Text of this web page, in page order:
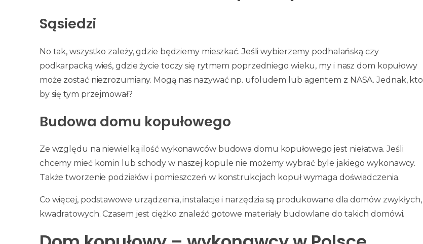
Sąsiedzi
No tak, wszystko zależy, gdzie będziemy mieszkać. Jeśli wybierzemy podhalańską czy
podkarpacką wieś, gdzie życie toczy się rytmem poprzedniego wieku, my i nasz dom kopułowy
może zostać niezrozumiany. Mogą nas nazywać np. ufoludem lub agentem z NASA. Jednak, kto
by się tym przejmował?
Budowa domu kopułowego
Ze względu na niewielką ilość wykonawców budowa domu kopułowego jest niełatwa. Jeśli
chcemy mieć komin lub schody w naszej kopule nie możemy wybrać byle jakiego wykonawcy.
Także tworzenie podziałów i pomieszczeń w konstrukcjach kopuł wymaga doświadczenia.
Co więcej, podstawowe urządzenia, instalacje i narzędzia są produkowane dla domów zwykłych,
kwadratowych. Czasem jest ciężko znaleźć gotowe materiały budowlane do takich domówi.